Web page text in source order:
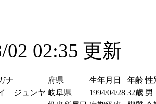
02 02:35 更新
ナ 府県 生年月日 年齢 性
ジュンヤ 岐阜県 1994/04/28 32歳 男